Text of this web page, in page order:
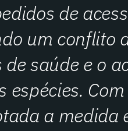
de
um conflito
saúde e o
a medida